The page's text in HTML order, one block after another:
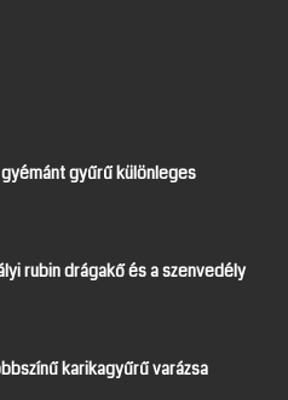
gyűrű különleges
rubin drágakő és a szenvedély
karikagyűrű varázsa